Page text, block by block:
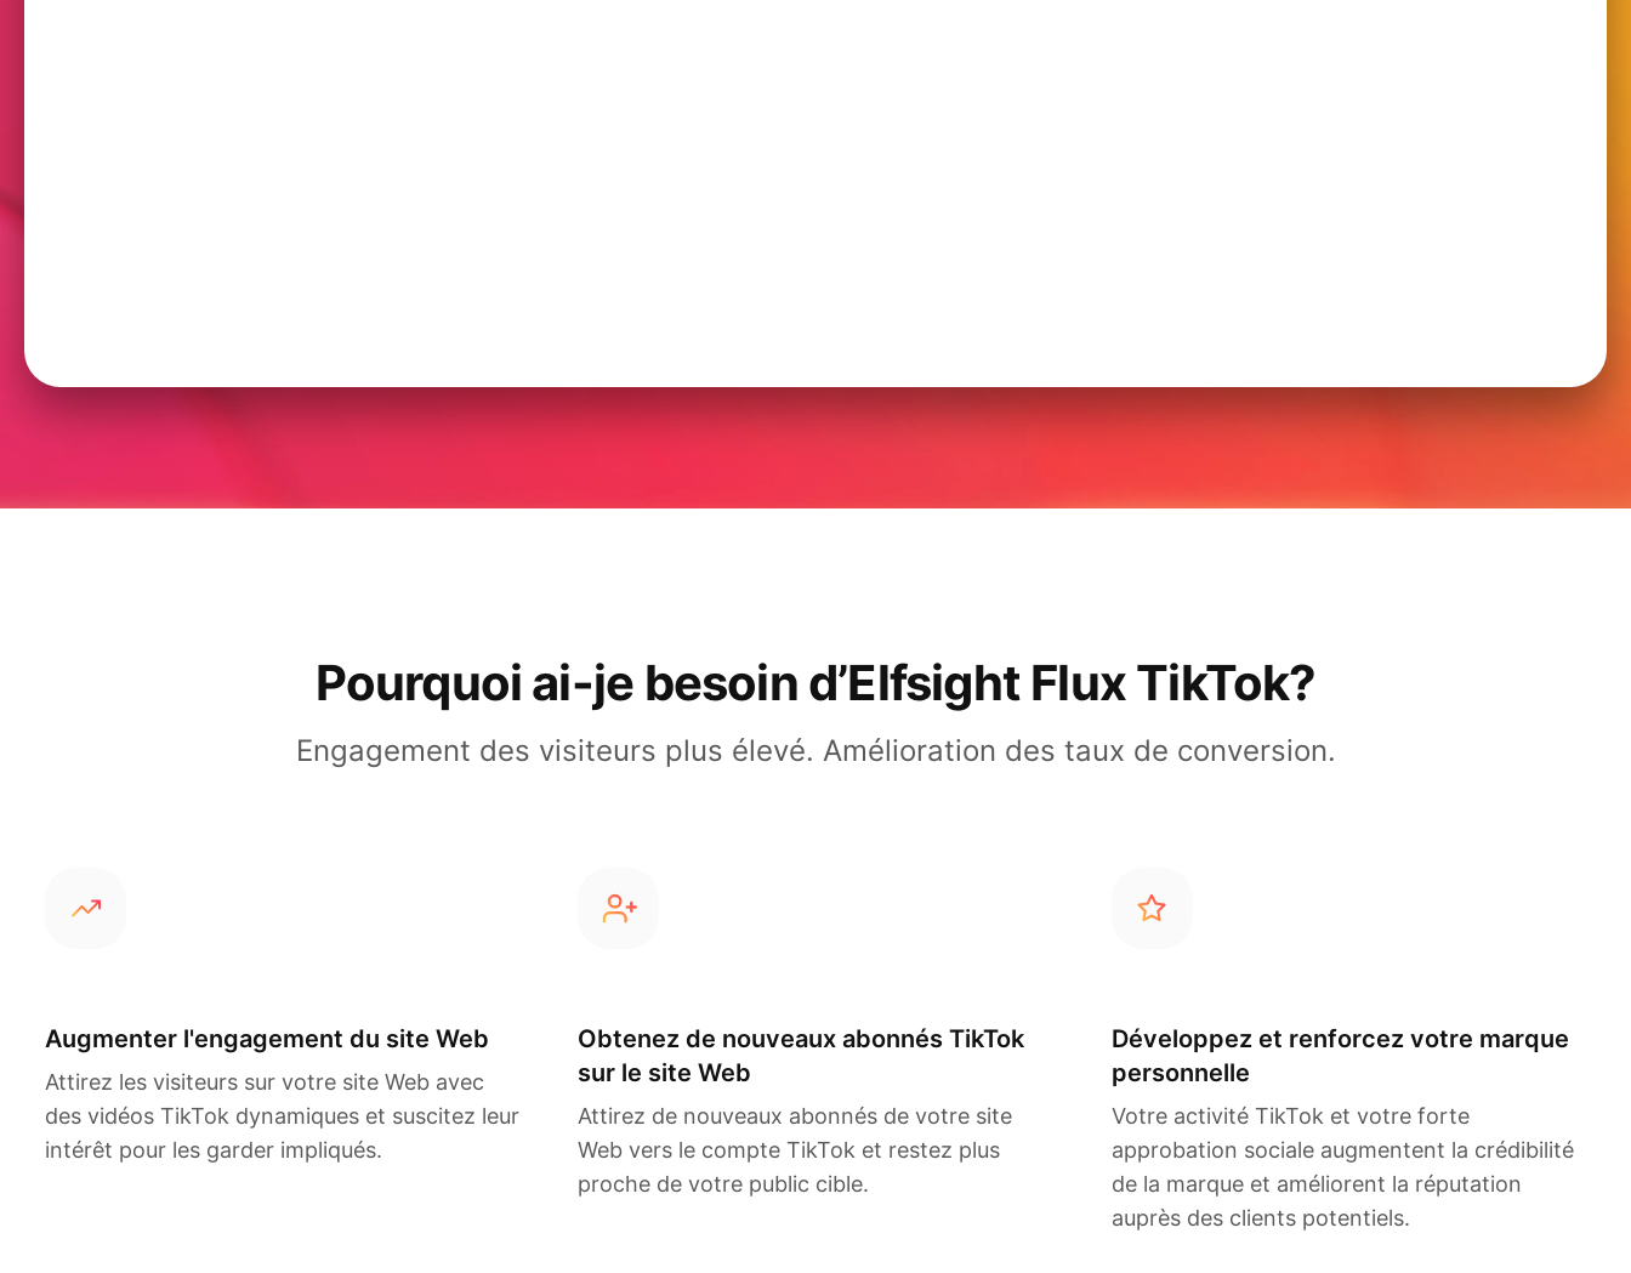
Pourquoi ai-je besoin d’Elfsight Flux TikTok?
Engagement des visiteurs plus élevé. Amélioration des taux de conversion.
Augmenter l'engagement du site Web
Attirez les visiteurs sur votre site Web avec
des vidéos TikTok dynamiques et suscitez leur
intérêt pour les garder impliqués.
Obtenez de nouveaux abonnés TikTok
sur le site Web
Attirez de nouveaux abonnés de votre site
Web vers le compte TikTok et restez plus
proche de votre public cible.
Développez et renforcez votre marque
personnelle
Votre activité TikTok et votre forte
approbation sociale augmentent la crédibilité
de la marque et améliorent la réputation
auprès des clients potentiels.